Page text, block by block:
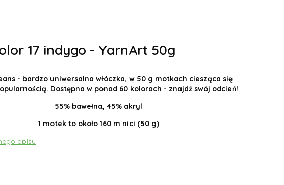
17 indygo - YarnArt 50g
- bardzo uniwersalna włóczka, w 50 g motkach ciesząca się
Dostępna w ponad 60 kolorach - znajdź swój odcień!
55% bawełna, 45% akryl
1 motek to około 160 m nici (50 g)
opisu